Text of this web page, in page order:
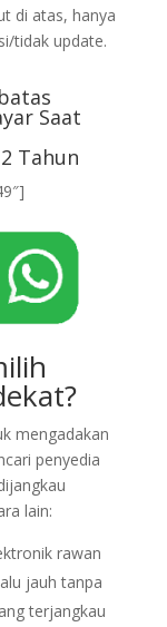
di atas, hanya
tidak update.
Saat
Tahun
mengadakan
penyedia
lain:
rawan
jauh tanpa
terjangkau